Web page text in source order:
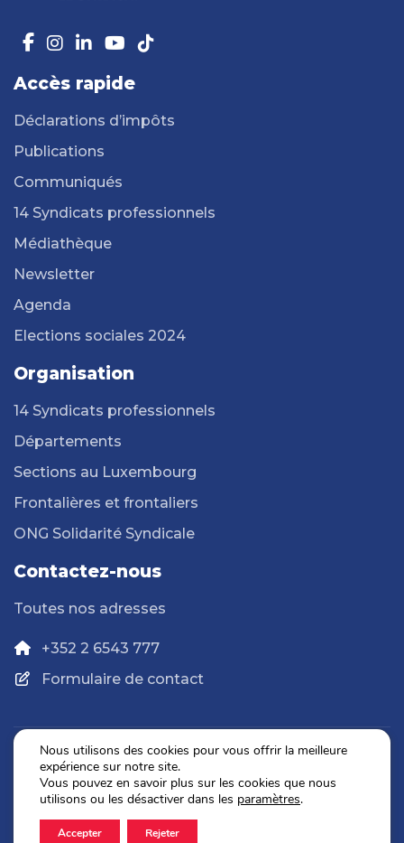
Accès rapide
Déclarations d’impôts
Publications
Communiqués
14 Syndicats professionnels
Médiathèque
Newsletter
Agenda
Elections sociales 2024
Organisation
14 Syndicats professionnels
Départements
Sections au Luxembourg
Frontalières et frontaliers
ONG Solidarité Syndicale
Contactez-nous
Toutes nos adresses
+352 2 6543 777
Formulaire de contact
Politique de confidentialité
Mentions légales
Nous utilisons des cookies pour vous offrir la meilleure
expérience sur notre site.
Vous pouvez en savoir plus sur les cookies que nous
utilisons ou les désactiver dans les paramètres.
Accepter Rejeter